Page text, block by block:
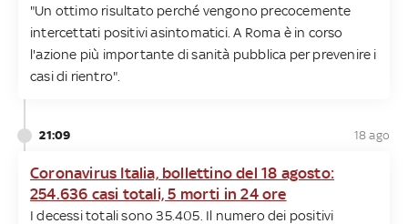
"Un ottimo risultato perché vengono precocemente
intercettati positivi asintomatici. A Roma è in corso
l'azione più importante di sanità pubblica per prevenire i
casi di rientro".
21:09 18 ago
Coronavirus Italia, bollettino del 18 agosto:
254.636 casi totali, 5 morti in 24 ore
I decessi totali sono 35.405. Il numero dei positivi